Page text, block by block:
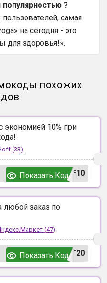
?
самая
на сегодня - это
для здоровья!».
похожих
экономией 10% при
(33)
F10
Показать Код
любой заказ по
(47)
T20
Показать Код